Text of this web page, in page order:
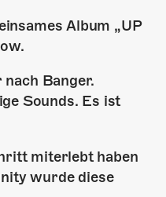
Album „UP
Banger.
Sounds. Es ist
miterlebt haben
wurde diese